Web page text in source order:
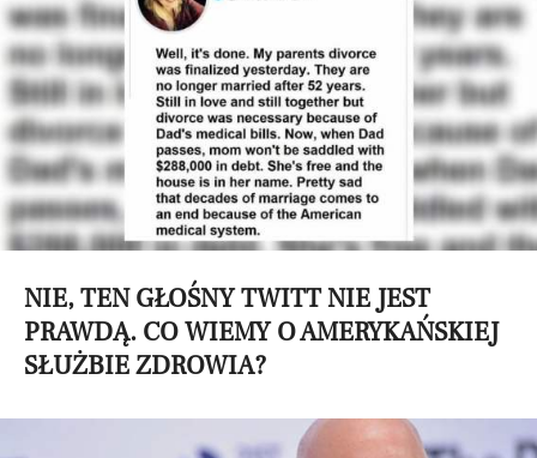
NIE, TEN GŁOŚNY TWITT NIE JEST
PRAWDĄ. CO WIEMY O AMERYKAŃSKIEJ
SŁUŻBIE ZDROWIA?